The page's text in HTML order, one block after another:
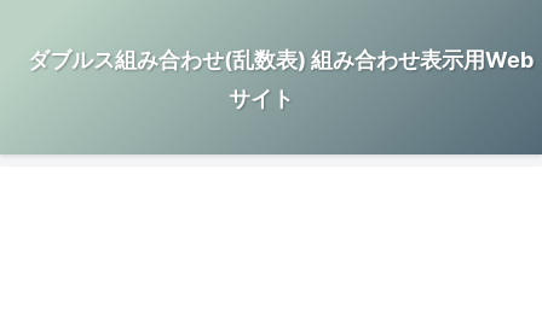
ダブルス組み合わせ(乱数表) 組み合わせ表示用Web
サイト